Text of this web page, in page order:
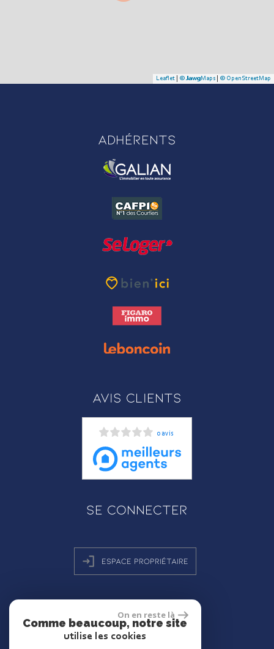
Leaflet ©JawgMaps © OpenStreetMap
Avis clients
0 avis
Adhérents
Se connecter
Espace propriétaire
réalisé par
On en reste là
Comme beaucoup, notre site
utilise les cookies